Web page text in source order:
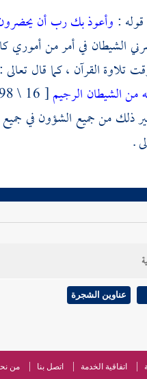
: وأعوذ بك رب أن
الشيطان في أمر من أموري
تلاوة القرآن ، كما قال تعالى :
من الشيطان الرجيم
ذلك من جميع الشؤون في جميع
.
عناوين الشجرة
اتفاقية الخدمة اتصل بنا من